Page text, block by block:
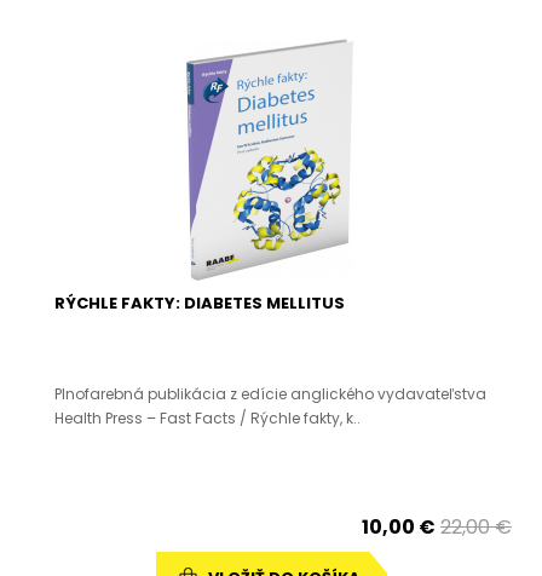
RÝCHLE FAKTY: DIABETES MELLITUS
Plnofarebná publikácia z edície anglického vydavateľstva
Health Press – Fast Facts / Rýchle fakty, k..
10,00 € 22,00 €